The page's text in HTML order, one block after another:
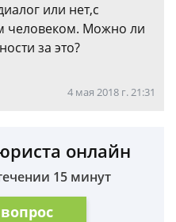
или нет,с
человеком. Можно ли
за это?
4 мая 2018 г. 21:31
онлайн
15 минут